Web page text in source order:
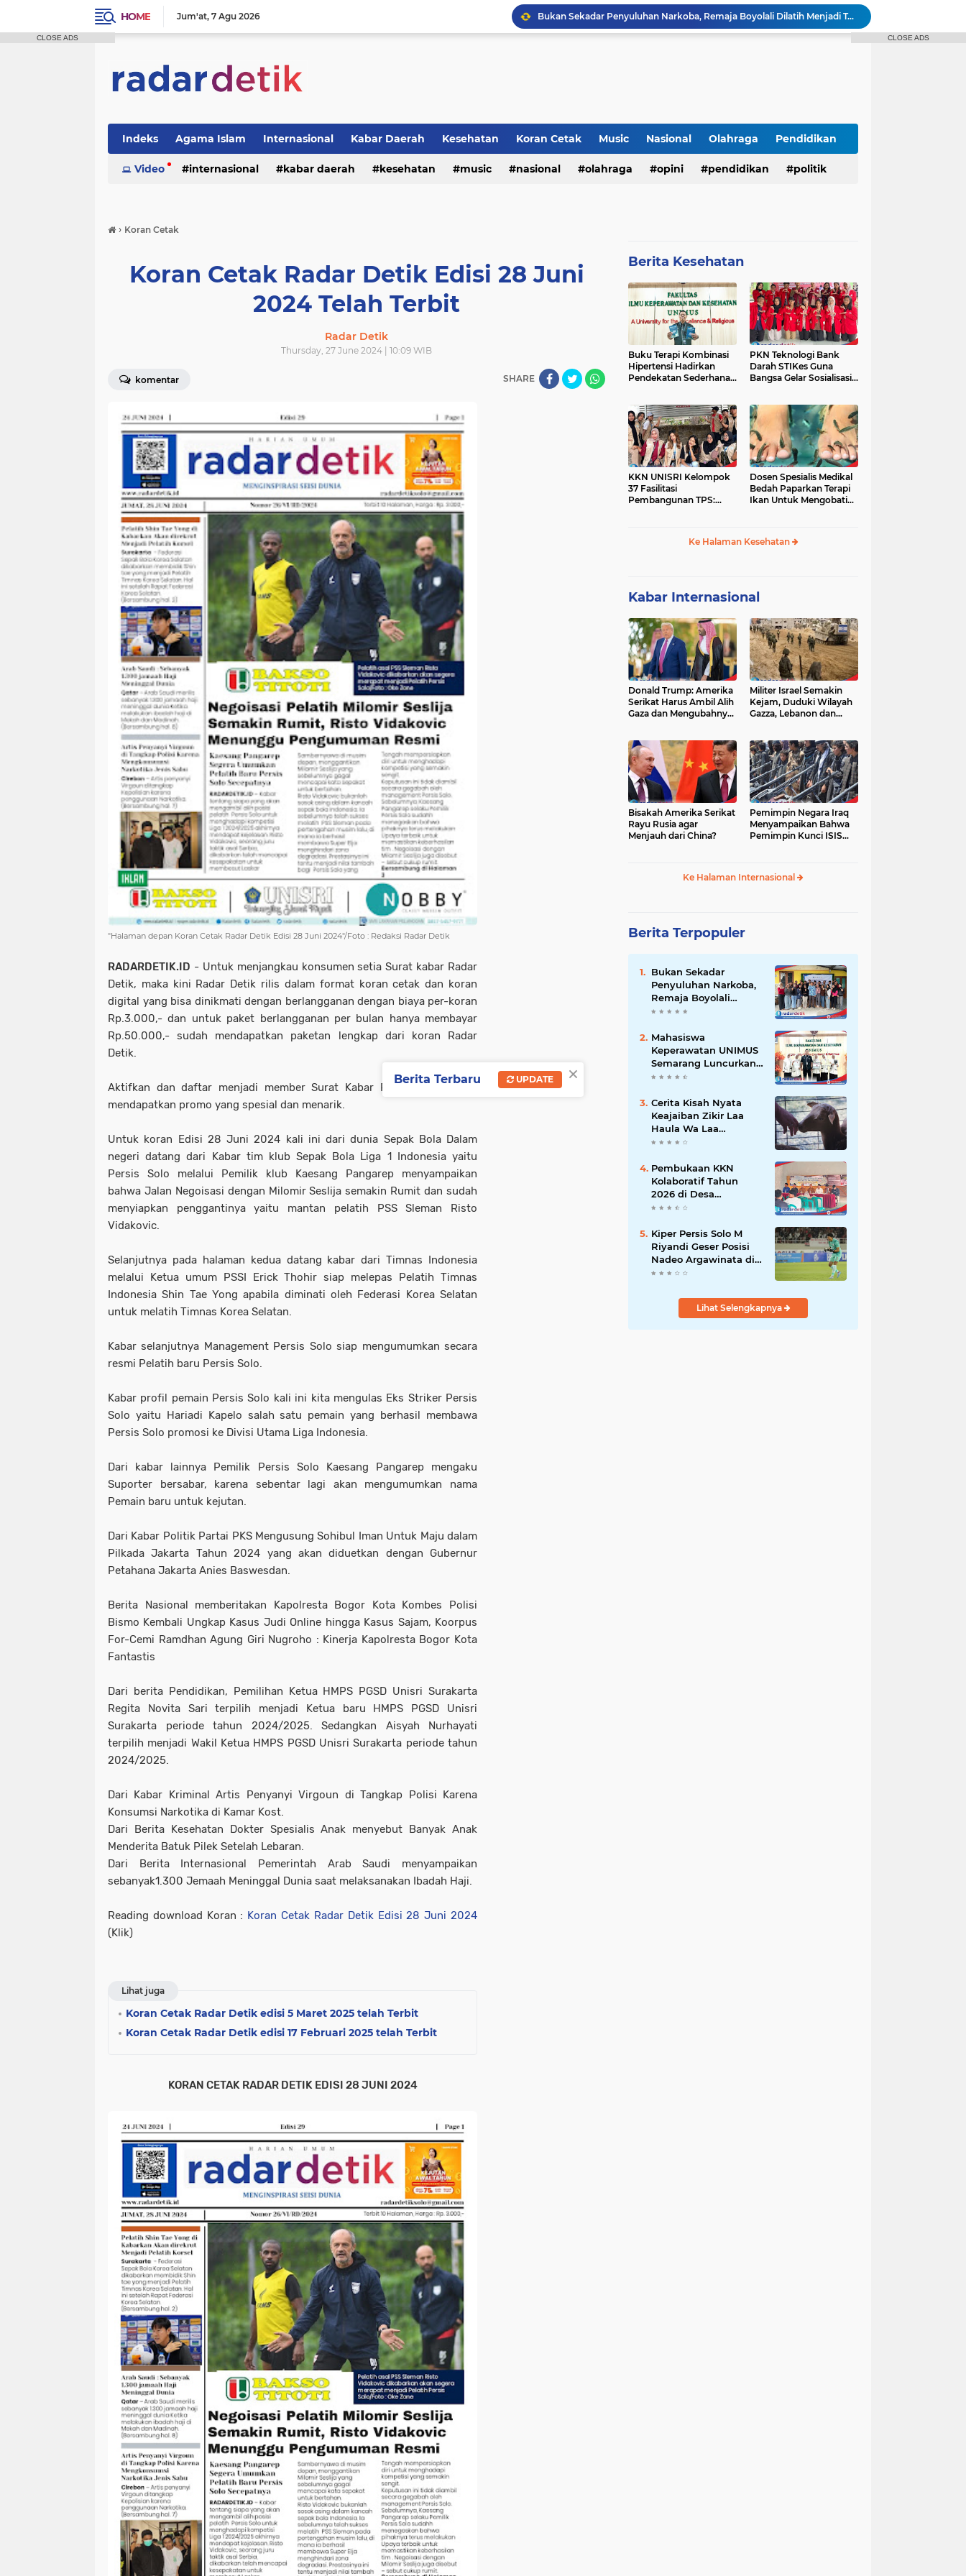
HOME Jum'at 7 Agu 2026
Bukan Sekadar Penyuluhan Narkoba, Remaja Boyolali Dilatih Menjadi Tempat Curhat yang Aman bagi Temannya
Mahasiswa Keperawatan UNIMUS Semarang Luncurkan SLEEP-7, Model Keperawatan Digital Hibrida Berbasis Riset untuk Tingkatkan Kualitas Tidur Pasien Hipertensi
Kultum Ramadhan : Agar Tidak Masuk Neraka Sebelum Mati
Indeks Agama Islam Internasional Kabar Daerah Kesehatan Koran Cetak Music Nasional Olahraga Pendidikan
Politik Tutorial
Video internasional kabar daerah kesehatan music nasional olahraga opini pendidikan politik
› Koran Cetak
Koran Cetak Radar Detik Edisi 28 Juni
2024 Telah Terbit
Radar Detik
Thursday, 27 June 2024 | 10:09 WIB
komentar SHARE
"Halaman depan Koran Cetak Radar Detik Edisi 28 Juni 2024"/Foto : Redaksi Radar Detik
RADARDETIK.ID - Untuk menjangkau konsumen setia Surat kabar Radar
Detik, maka kini Radar Detik rilis dalam format koran cetak dan koran
digital yang bisa dinikmati dengan berlangganan dengan biaya per-koran
Rp.3.000,- dan untuk paket berlangganan per bulan hanya membayar
Rp.50.000,- sudah mendapatkan paketan lengkap dari koran Radar
Detik.
Aktifkan dan daftar menjadi member Surat Kabar Radar Detik untuk
mendapatkan promo yang spesial dan menarik.
Untuk koran Edisi 28 Juni 2024 kali ini dari dunia Sepak Bola Dalam
negeri datang dari Kabar tim klub Sepak Bola Liga 1 Indonesia yaitu
Persis Solo melalui Pemilik klub Kaesang Pangarep menyampaikan
bahwa Jalan Negoisasi dengan Milomir Seslija semakin Rumit dan sudah
menyiapkan penggantinya yaitu mantan pelatih PSS Sleman Risto
Vidakovic.
Selanjutnya pada halaman kedua datang kabar dari Timnas Indonesia
melalui Ketua umum PSSI Erick Thohir siap melepas Pelatih Timnas
Indonesia Shin Tae Yong apabila diminati oleh Federasi Korea Selatan
untuk melatih Timnas Korea Selatan.
Kabar selanjutnya Management Persis Solo siap mengumumkan secara
resmi Pelatih baru Persis Solo.
Kabar profil pemain Persis Solo kali ini kita mengulas Eks Striker Persis
Solo yaitu Hariadi Kapelo salah satu pemain yang berhasil membawa
Persis Solo promosi ke Divisi Utama Liga Indonesia.
Dari kabar lainnya Pemilik Persis Solo Kaesang Pangarep mengaku
Suporter bersabar, karena sebentar lagi akan mengumumkan nama
Pemain baru untuk kejutan.
Dari Kabar Politik Partai PKS Mengusung Sohibul Iman Untuk Maju dalam
Pilkada Jakarta Tahun 2024 yang akan diduetkan dengan Gubernur
Petahana Jakarta Anies Baswesdan.
Berita Nasional memberitakan Kapolresta Bogor Kota Kombes Polisi
Bismo Kembali Ungkap Kasus Judi Online hingga Kasus Sajam, Koorpus
For-Cemi Ramdhan Agung Giri Nugroho : Kinerja Kapolresta Bogor Kota
Fantastis
Dari berita Pendidikan, Pemilihan Ketua HMPS PGSD Unisri Surakarta
Regita Novita Sari terpilih menjadi Ketua baru HMPS PGSD Unisri
Surakarta periode tahun 2024/2025. Sedangkan Aisyah Nurhayati
terpilih menjadi Wakil Ketua HMPS PGSD Unisri Surakarta periode tahun
2024/2025.
Dari Kabar Kriminal Artis Penyanyi Virgoun di Tangkap Polisi Karena
Konsumsi Narkotika di Kamar Kost.
Dari Berita Kesehatan Dokter Spesialis Anak menyebut Banyak Anak
Menderita Batuk Pilek Setelah Lebaran.
Dari Berita Internasional Pemerintah Arab Saudi menyampaikan
sebanyak1.300 Jemaah Meninggal Dunia saat melaksanakan Ibadah Haji.
Reading download Koran : Koran Cetak Radar Detik Edisi 28 Juni 2024
(Klik)
Lihat juga
Koran Cetak Radar Detik edisi 5 Maret 2025 telah Terbit
Koran Cetak Radar Detik edisi 17 Februari 2025 telah Terbit
KORAN CETAK RADAR DETIK EDISI 28 JUNI 2024
Berita Kesehatan
Buku Terapi Kombinasi
Hipertensi Hadirkan
Pendekatan Sederhana
PKN Teknologi Bank
Darah STIKes Guna
Bangsa Gelar Sosialisasi
Warga Dusun Petung
Kepuharjo,
Cangkringan, Sleman
KKN UNISRI Kelompok
37 Fasilitasi
Pembangunan TPS:
Pengelolaan Sampah
Dosen Spesialis Medikal
Bedah Paparkan Terapi
Ikan Untuk Mengobati
Ke Halaman Kesehatan
CLOSE ADS CLOSE ADS
Kabar Internasional
Donald Trump: Amerika
Serikat Harus Ambil Alih
Gaza dan Mengubahnya
Militer Israel Semakin
Kejam, Duduki Wilayah
Gazza, Lebanon dan
Bisakah Amerika Serikat
Rayu Rusia agar
Menjauh dari China?
Pemimpin Negara Iraq
Menyampaikan Bahwa
Pemimpin Kunci ISIS
Ke Halaman Internasional
Berita Terpopuler
Bukan Sekadar
Penyuluhan Narkoba,
Remaja Boyolali
Dilatih Menjadi
Aman bagi Temannya
Mahasiswa
Keperawatan UNIMUS
Semarang Luncurkan
SLEEP-7, Model
Hibrida Berbasis Riset
untuk Tingkatkan
Kualitas Tidur Pasien
Hipertensi
Cerita Kisah Nyata
Keajaiban Zikir Laa
Haula Wa Laa
Quwwata Illa Billah,
Membawa Ratusan
Kambing
Pembukaan KKN
Kolaboratif Tahun
2026 di Desa
Bantaragung: Wujud
Tinggi dalam
Pemberdayaan
Masyarakat
Kiper Persis Solo M
Riyandi Geser Posisi
Nadeo Argawinata di
Sektor Penjaga
Indonesia
Lihat Selengkapnya
×
Berita Terbaru UPDATE